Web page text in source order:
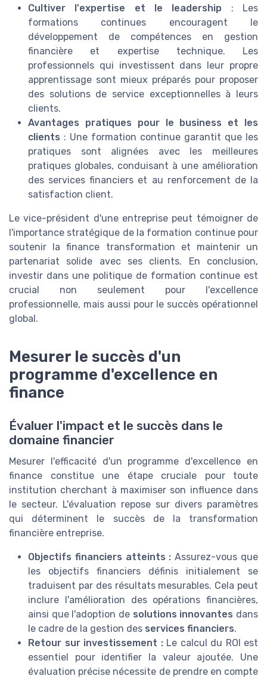
Cultiver l'expertise et le leadership : Les
formations continues encouragent le
développement de compétences en gestion
financière et expertise technique. Les
professionnels qui investissent dans leur propre
apprentissage sont mieux préparés pour proposer
des solutions de service exceptionnelles à leurs
clients.
Avantages pratiques pour le business et les
clients : Une formation continue garantit que les
pratiques sont alignées avec les meilleures
pratiques globales, conduisant à une amélioration
des services financiers et au renforcement de la
satisfaction client.
Le vice-président d'une entreprise peut témoigner de
l'importance stratégique de la formation continue pour
soutenir la finance transformation et maintenir un
partenariat solide avec ses clients. En conclusion,
investir dans une politique de formation continue est
crucial non seulement pour l'excellence
professionnelle, mais aussi pour le succès opérationnel
global.
Mesurer le succès d'un
programme d'excellence en
finance
Évaluer l'impact et le succès dans le
domaine financier
Mesurer l'efficacité d'un programme d'excellence en
finance constitue une étape cruciale pour toute
institution cherchant à maximiser son influence dans
le secteur. L'évaluation repose sur divers paramètres
qui déterminent le succès de la transformation
financière entreprise.
Objectifs financiers atteints : Assurez-vous que
les objectifs financiers définis initialement se
traduisent par des résultats mesurables. Cela peut
inclure l'amélioration des opérations financières,
ainsi que l'adoption de solutions innovantes dans
le cadre de la gestion des services financiers.
Retour sur investissement :Le calcul du ROI est
essentiel pour identifier la valeur ajoutée. Une
évaluation précise nécessite de prendre en compte